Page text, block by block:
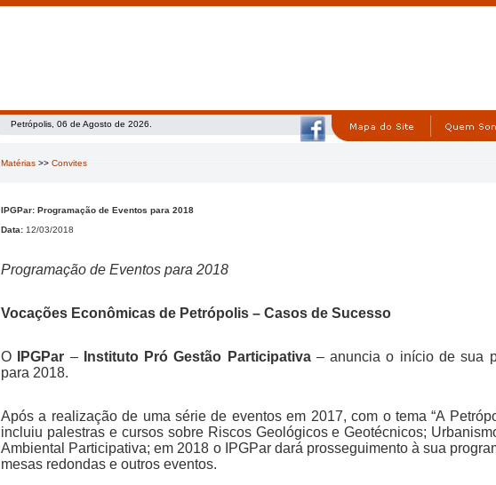
Petrópolis, 06 de Agosto de 2026.
Matérias >> Convites
IPGPar: Programação de Eventos para 2018
Data: 12/03/2018
Programação de Eventos para 2018
Vocações Econômicas de Petrópolis – Casos de Sucesso
O IPGPar – Instituto Pró Gestão Participativa– anuncia o início de sua
para 2018.
Após a realização de uma série de eventos em 2017, com o tema “A
incluiu palestras e cursos sobre Riscos Geológicos e Geotécnicos;
Ambiental Participativa; em 2018 o IPGPar dará prosseguimento à sua
mesas redondas e outros eventos.